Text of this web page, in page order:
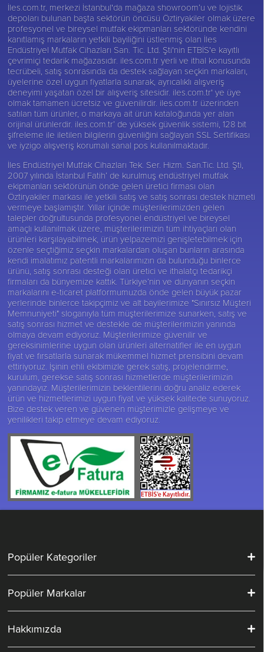
İles.com.tr, merkezi İstanbul'da mağaza showroom’u ve lojistik
depoları bulunan başta sektörün öncüsü Öztiryakiler olmak üzere
profesyonel ve bireysel mutfak ekipmanları sektöründe kendini
kanıtlamış markaların yetkili bayiliğini üstlenmiş olan İles
Endüstriyel Mutfak Cihazları San. Tic. Ltd. Şti'nin ETBİS'e kayıtlı
çevrimiçi tedarik mağazasıdır. iles.com.tr yerli ve ithal konusunda
tecrübeli, satış sonrasında da destek sağlayan seçkin markaları,
üyelerine özel uygun fiyatlarla sunarak, ayrıcalıklı alışveriş
deneyimi yaşatan özel bir alışveriş sitesidir. iles.com.tr' ye üye
olmak tamamen ücretsiz ve güvenilirdir. iles.com.tr üzerinden
satılan tüm ürünler, o markaya ait ürün kataloğunda yer alan
orijinal ürünlerdir. iles.com.tr’ de yüksek güvenlik sistemi, 128 bit
şifreleme ile iletilen bilgilerin güvenliğini sağlayan SSL Sertifikası
ve iyzigo alışveriş korumalı sanal pos kullanılmaktadır.
İles Endüstriyel Mutfak Cihazları Tek. Ser. Hizm. San.Tic. Ltd. Şti,
2007 yılında İstanbul Fatih’ de kurulmuş endüstriyel mutfak
ekipmanları sektörünün önde gelen üretici firması olan
Öztiryakiler markası ile yetkili satış ve satış sonrası destek hizmeti
vermeye başlamıştır. Yıllar içinde müşterilerimizden gelen
talepler doğrultusunda profesyonel endüstriyel ve bireysel
amaçlı kullanılmak üzere, müşterilerimizin tüm ihtiyaçları olan
ürünleri karşılayabilmek, ürün yelpazemizi genişletebilmek için
özenle seçtiğimiz seçkin markalardan oluşan bunların arasında
kendi imalatımız patentli markalarımızın da bulunduğu binlerce
ürünü, satış sonrası desteği olan üretici ve ithalatçı tedarikçi
firmaları da bünyemize kattık. Türkiye’nin ve dünyanın seçkin
markalarını e-ticaret platformumuzda önde gelen büyük pazar
yerlerinde binlerce takipçimiz ve alt bayilerimize "Sınırsız Müşteri
Memnuniyeti" sloganıyla tüm müşterilerimize sunarken, satış ve
satış sonrası hizmet ve destekle de müşterilerimizin yanında
olmaya devam ediyoruz. Müşterilerimize güvenilir ve
gereksinimlerine uygun olan ürünleri alternatifler ile en uygun
fiyat ve fırsatlarla sunarak mükemmel hizmet prensibini devam
ettiriyoruz. İşinin ehli ekibimizle gerek satış, projelendirme,
kurulum, gerekse satış sonrası hizmetlerde müşterilerimizin
yanındayız. Müşterilerimizin beklentilerini doğru analiz ederek
ürün ve hizmetlerimizi uygun fiyat ve yüksek kalitede sunuyoruz.
Bize destek veren ve güvenen müşterimizle gelişmeye ve
yenilikleri takip etmeye devam ediyoruz.
Popüler Kategoriler
Popüler Markalar
Hakkımızda